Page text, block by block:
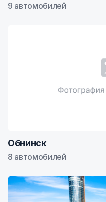
9 автомобилей
Обнинск
8 автомобилей